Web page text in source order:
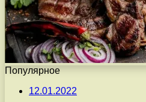
Популярное
12.01.2022